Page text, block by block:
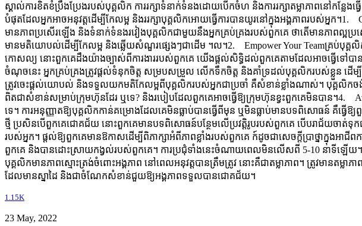
ស្គាល់ការខិតខំប្រឹងប្រែងរបស់បុគ្គលិក ការរក្សាទំនាក់ទំនងដោយបើកចំហ និងការរក្សាតម្លាភាពនៅកន្លែ
បំផុតដែលអ្នកអាចអនុវត្តដើម្បីកែលម្អ និងររក្សាបុគ្គលិកអោយធ្វើការបានយូរនៅក្នុងអង្គភាពរបស់អ្នក
មានភាពប្រសើរឡើង និង​ទំនាក់ទំនងរវៀងបុគ្គលិកជាមួយនឹងអ្នកគ្រប់គ្រងរបស់ពួកគេ ថាតើមានភាពល្អប្រ
មានមតិយោបល់ដើម្បីកែលម្អ និងឆ្លើយសំណួរផ្សេងៗជាដើម ។ល។2. Empower Your Teamគ្រប់បុ
កោសល្យ នោះពួកគេដឹងយ៉ាងច្បាស់ពីការងាររបស់ពួកគេ យើងផ្តល់សិទ្ធិដល់ពួកគេតាមដែលអាចធ្វើទៅប
ចំណុចនេះ អ្នកគ្រប់គ្រងត្រូវផ្តល់ទំនុកចិត្ត សម្របសម្រួល លើកទឹកចិត្ត និងគាំទ្រដល់បុគ្គលិករបស់ខ្លួន ដើម្
ត្រូវចេះផ្តល់យោបល់ និងទទួលយកមតិកែលម្អពីបុគ្គលិករបស់អ្នកជាប្រចាំ គឺសំខាន់ខ្លាំងណាស់។ បុគ្គលិកច
ពិតជាសំខាន់សម្រាប់ក្រុមហ៊ុនដែរ ឬទេ? និងរបៀបដែលពួកគេអាចធ្វើឱ្យក្រុមហ៊ុនខ្វះពួកគេមិនបាន។4.
ទេ។ ការអនុញ្ញាតឱ្យបុគ្គលិកកាន់គម្រោងដែលគេមិនធ្លាប់បានធ្វើពីមុន ឬមិនធ្លាប់មានបទពិសោធន៍ គឺធ្វើ
ថ្មី ប្រសិនបើពួកគេជោគជ័យ នោះពួកគេមានបទពិសោធន៍បន្ថែមលើប្រវត្តិរូបរបស់ពួកគេ បើបរាជ័យចាត់ទុក
របស់អ្នក។ ផ្តល់ឱ្យពួកគេមានឱកាសដើម្បីពិភាក្សាអំពីភាពខ្លាំងរបស់ពួកគេ ក៍ដូចជាសេចក្តីប្រាថ្នាក្នុងអាជី
ពួកគេ និងបានដោះស្រាយកង្វល់របស់ពួកគេ។ ការប្រជុំទាំងនេះចំណាយពេលមិនលើសពី 5-10 នាទីឡើយ។​ 6.
បុគ្គលិកមានភាពស្មោះត្រង់ចំពោះអង្គភាព នៅពេលអនុវត្តបានត្រឹមត្រូវ នោះគឺជាតម្លាភាព។ ត្រូវមា
ដែលមានស្នាដៃ និងជាចំណែកសំខាន់ជួយឱ្យអង្គភាពទទួលបានជោគជ័យ។
1.15K
23 May, 2022